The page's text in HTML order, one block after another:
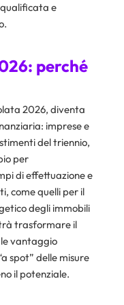
e
perché
2026, diventa
imprese e
del triennio,
per
di effettuazione e
come quelli per il
degli immobili
trasformare il
vantaggio
spot” delle misure
il potenziale.​